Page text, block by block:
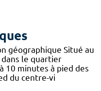
géographique Situé au
dans le quartier
10 minutes à pied des
du centre-vi